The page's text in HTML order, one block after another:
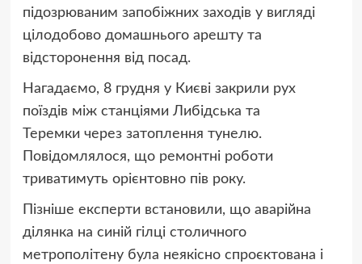
підозрюваним запобіжних заходів у вигляді
цілодобово домашнього арешту та
відсторонення від посад.
Нагадаємо, 8 грудня у Києві закрили рух
поїздів між станціями Либідська та
Теремки через затоплення тунелю.
Повідомлялося, що ремонтні роботи
триватимуть орієнтовно пів року.
Пізніше експерти встановили, що аварійна
ділянка на синій гілці столичного
метрополітену була неякісно спроєктована і